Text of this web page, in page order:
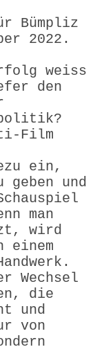
Bümpliz
2022.
weiss
den
Film
ein,
geben und
man
wird
einem
Wechsel
die
und
von